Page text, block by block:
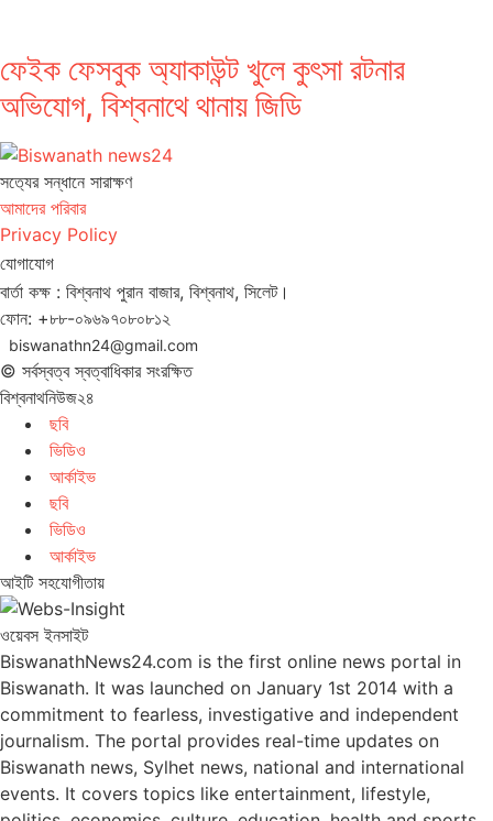
ফেইক ফেসবুক অ্যাকাউন্ট খুলে কুৎসা রটনার
অভিযোগ, বিশ্বনাথে থানায় জিডি
সত‌্যের সন্ধানে সারাক্ষণ
আমাদের পরিবার
Privacy Policy
যোগাযোগ
বার্তা কক্ষ : বিশ্বনাথ পুরান বাজার, বিশ্বনাথ, সিলেট।
ফোন: +৮৮-০৯৬৯৭০৮০৮১২
biswanathn24@gmail.com
© সর্বস্বত্ব স্বত্বাধিকার সংরক্ষিত
বিশ্বনাথনিউজ২৪
ছবি
ভিডিও
আর্কাইভ
ছবি
ভিডিও
আর্কাইভ
আইটি সহযোগীতায়
ওয়েবস ইনসাইট
BiswanathNews24.com is the first online news portal in
Biswanath. It was launched on January 1st 2014 with a
commitment to fearless, investigative and independent
journalism. The portal provides real-time updates on
Biswanath news, Sylhet news, national and international
events. It covers topics like entertainment, lifestyle,